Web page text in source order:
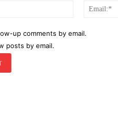
Name:*
up comments by email.
posts by email.